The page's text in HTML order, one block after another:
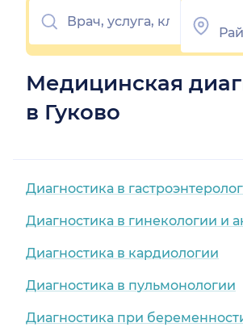
Медицинская
в Гуково
Диагностика в
Диагностика в гинекологии и
Диагностика в кардиологии
Диагностика в пульмонологии
Диагностика при